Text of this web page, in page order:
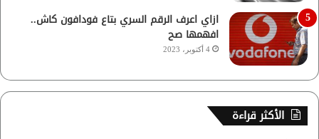
ازاي اعرف الرقم السري بتاع فودافون كاش..
افهمها صح
4 أكتوبر، 2023
الأكثر قراءة